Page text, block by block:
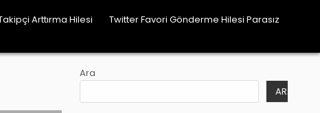
Arttırma Hilesi Twitter Favori Gönderme Hilesi Parasız
Ara
ARA